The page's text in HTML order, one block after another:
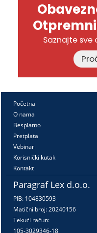
Saznajte
Početna
O nama
Besplatno
Pretplata
Vebinari
Korisnički kutak
Kontakt
Paragraf Lex d.o.o.
PIB: 104830593
Matični broj: 20240156
Tekući račun:
105-3029346-18